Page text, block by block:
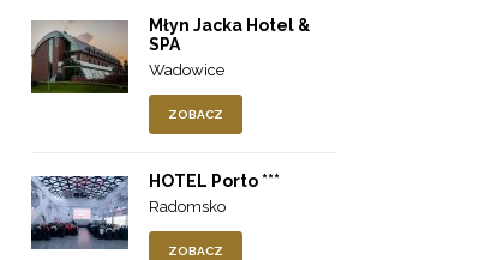
Młyn Jacka Hotel &
SPA
Wadowice
ZOBACZ
HOTEL Porto ***
Radomsko
ZOBACZ